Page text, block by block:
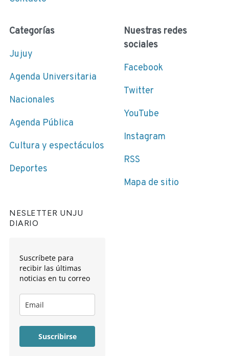
Categorías
Jujuy
Agenda Universitaria
Nacionales
Agenda Pública
Cultura y espectáculos
Deportes
Nuestras redes
sociales
Facebook
Twitter
YouTube
Instagram
RSS
Mapa de sitio
NESLETTER UNJU
DIARIO
Suscríbete para
recibir las últimas
noticias en tu correo
Suscribirse